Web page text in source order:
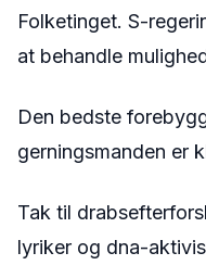
Folketinget. S-
at behandle
Den bedste
gerningsmanden er
Tak til
lyriker og dna-